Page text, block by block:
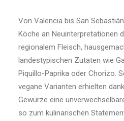
Von Valencia bis San
Köche an Neuinterpretationen
regionalem Fleisch,
landestypischen Zutaten wie
Piquillo-Paprika oder Chorizo.
vegane Varianten erhielten
Gewürze eine
so zum kulinarischen